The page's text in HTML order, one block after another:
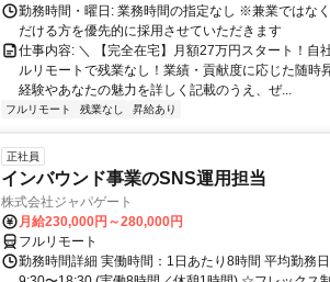
勤務時間・曜日: 業務時間の指定なし ※兼業ではな
だける方を優先的に採用させていただきます
仕事内容: ＼ 【完全在宅】月額27万円スタート！自
ルリモートで残業なし！業績・貢献度に応じた随時
経験やあなたの魅力を詳しく記載のうえ、ぜ...
フルリモート 残業なし 昇給あり
正社員
インバウンド事業のSNS運用担当
株式会社ジャパゲート
月給230,000円～280,000円
フルリモート
勤務時間詳細 実働時間：1日あたり8時間 平均勤務